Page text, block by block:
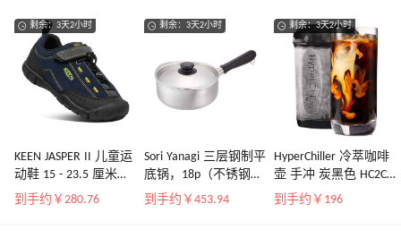
剩余：3天2小时
KEEN JASPER II 儿童运
动鞋 15 - 23.5 厘米
Jasper Two, 黑色虹膜
到手约￥280.76
剩余：3天2小时
Sori Yanagi 三层钢制平
底锅，18p（不锈钢
+铝3层-磨砂），IH对
到手约￥453.94
剩余：3天2小时
HyperChiller 冷萃咖啡
壶 手冲 炭黑色 HC2CB
12 盎司(约340.19克)
到手约￥196